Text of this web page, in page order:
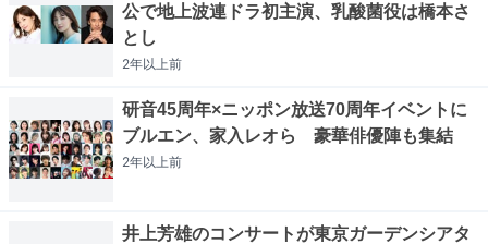
公で地上波連ドラ初主演、乳酸菌役は橋本さ
とし
2年以上前
研音45周年×ニッポン放送70周年イベントに
ブルエン、家入レオら 豪華俳優陣も集結
2年以上前
井上芳雄のコンサートが東京ガーデンシアタ